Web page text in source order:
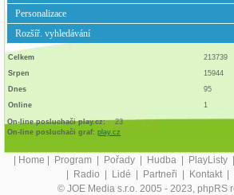
Personalizace
Rozšíř. vyhledávání
Celkem
213739
Srpen
15944
Dnes
95
Online
1
On-line posluchači play.cz:
23
On-line posluchači graf: play.cz
| Home | Program | Pořady | Hudba | PlayListy |
| Radio | Lidé | Partneři | Kontakt |
© JOE Media s.r.o. 2005 - 2023, phpRS